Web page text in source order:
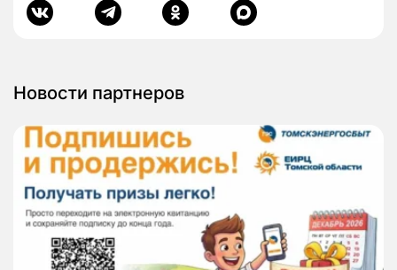
Новости партнеров